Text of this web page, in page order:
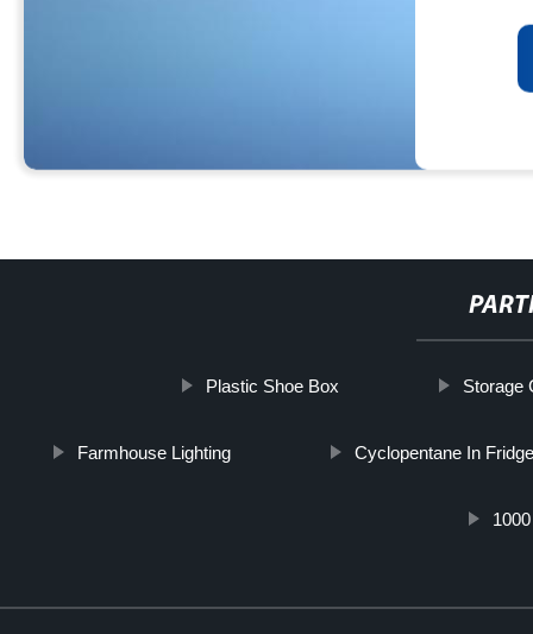
Plastic Shoe Box Storage
Farmhouse Lighting Cyclopentane In Fridge